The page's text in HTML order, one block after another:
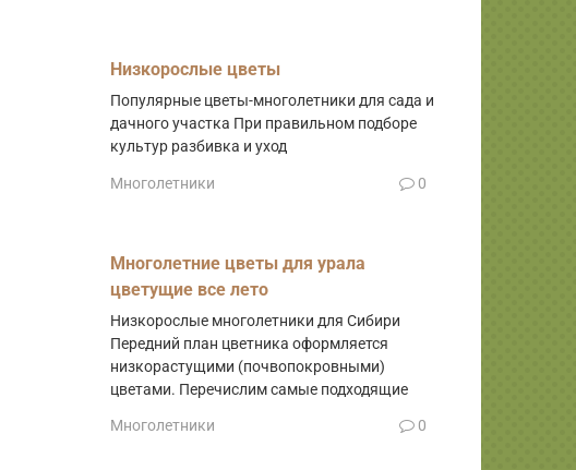
Низкорослые цветы
Популярные цветы-многолетники для сада и
дачного участка При правильном подборе
культур разбивка и уход
Многолетники 0
Многолетние цветы для урала
цветущие все лето
Низкорослые многолетники для Сибири
Передний план цветника оформляется
низкорастущими (почвопокровными)
цветами. Перечислим самые подходящие
Многолетники 0